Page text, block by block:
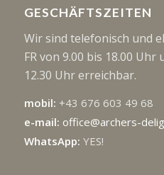
GESCHÄFTSZEITEN
Wir sind telefonisch und
FR von 9.00 bis 18.00 Uhr
12.30 Uhr erreichbar.
mobil: +43 676 603 49 68
e-mail: office@archers-
WhatsApp: YES!